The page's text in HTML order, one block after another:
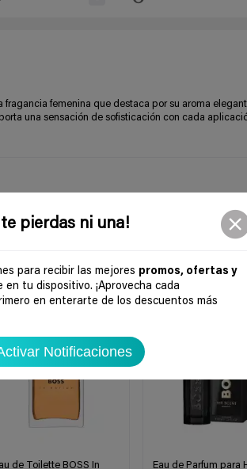
te pierdas ni una!
para recibir las mejores promos, ofertas y
en tu dispositivo. ¡Aprovecha cada
en enterarte de los descuentos más
Notificaciones
fragancia femenina que destaca por su aroma
una sensación de sofisticación con cada
31%
de Toilette BOSS In
-36%
Eau de Parfum para